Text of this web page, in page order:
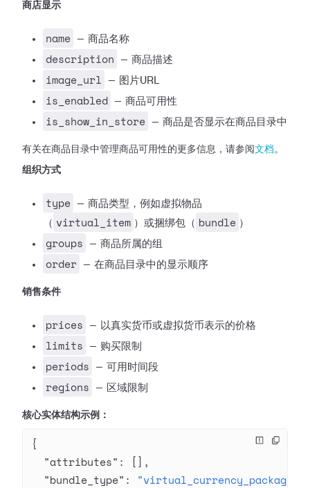
商店显示
name — 商品名称
description — 商品描述
image_url — 图片URL
is_enabled — 商品可用性
is_show_in_store — 商品是否显示在商品目录中
有关在商品目录中管理商品可用性的更多信息，请参阅 文档。
组织方式
type
— 商品类型，例如虚拟物品
（ virtual_item ）或捆绑包（ bundle ）
groups — 商品所属的组
order — 在商品目录中的显示顺序
销售条件
prices — 以真实货币或虚拟货币表示的价格
limits — 购买限制
periods — 可用时间段
regions — 区域限制
核心实体结构示例：
{
  "attributes"
: [],
  "bundle_type"
: "virtual_currency_package"